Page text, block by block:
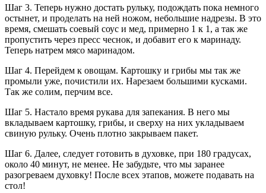
Шаг 3. Теперь нужно достать рульку, подождать пока немного
остынет, и проделать на ней ножом, небольшие надрезы. В это
время, смешать соевый соус и мед, примерно 1 к 1, а так же
пропустить через пресс чеснок, и добавит его к маринаду.
Теперь натрем мясо маринадом.
Шаг 4. Перейдем к овощам. Картошку и грибы мы так же
промыли уже, почистили их. Нарезаем большими кусками.
Так же солим, перчим все.
Шаг 5. Настало время рукава для запекания. В него мы
вкладываем картошку, грибы, и сверху на них укладываем
свиную рульку. Очень плотно закрываем пакет.
Шаг 6. Далее, следует готовить в духовке, при 180 градусах,
около 40 минут, не менее. Не забудьте, что мы заранее
разогреваем духовку! После всех этапов, можете подавать на
стол!